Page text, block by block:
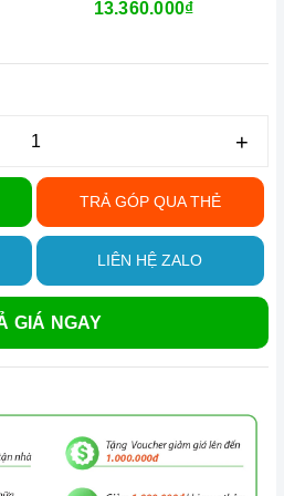
13.360.000₫
+
TRẢ GÓP QUA THẺ
LIÊN HỆ ZALO
GIÁ NGAY